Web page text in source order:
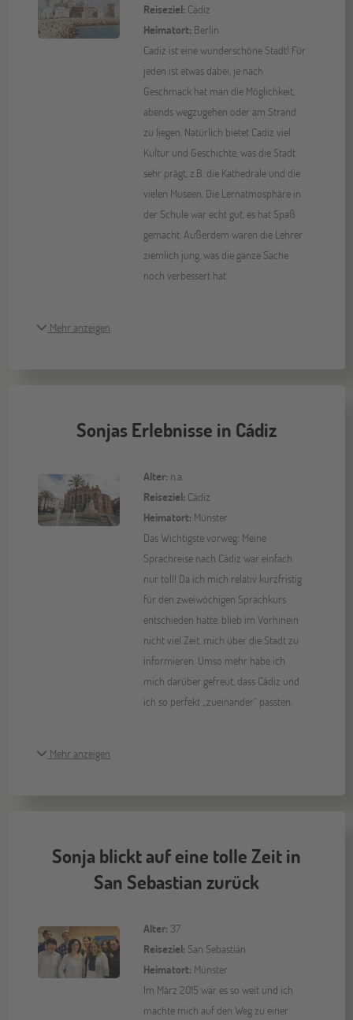
Reiseziel: Cádiz
Heimatort: Berlin
Cadiz ist eine wunderschöne Stadt! Für
jeden ist etwas dabei, je nach
Geschmack hat man die Möglichkeit,
abends wegzugehen oder am Strand
zu liegen. Natürlich bietet Cadiz viel
Kultur und Geschichte, was die Stadt
sehr prägt, z.B. die Kathedrale und die
vielen Museen. Die Lernatmosphäre in
der Schule war echt gut, es hat Spaß
gemacht. Außerdem waren die Lehrer
ziemlich jung, was die ganze Sache
noch verbessert hat.
Mehr anzeigen
Sonjas Erlebnisse in Cádiz
Alter: n.a.
Reiseziel: Cádiz
Heimatort: Münster
Das Wichtigste vorweg: Meine
Sprachreise nach Cádiz war einfach
nur toll! Da ich mich relativ kurzfristig
für den zweiwöchigen Sprachkurs
entschieden hatte, blieb im Vorhinein
nicht viel Zeit, mich über die Stadt zu
informieren. Umso mehr habe ich
mich darüber gefreut, dass Cádiz und
ich so perfekt „zueinander“ passten.
Mehr anzeigen
Sonja blickt auf eine tolle Zeit in
San Sebastian zurück
Alter: 37
Reiseziel: San Sebastián
Heimatort: Münster
Im März 2015 war es so weit und ich
machte mich auf den Weg zu einer